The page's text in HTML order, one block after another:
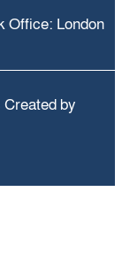
Office: London
by